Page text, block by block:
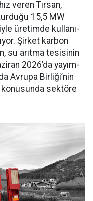
veren Tırsan,
15,5 MW
üretimde kullanı­
Şirket karbon
su arıtma tesisinin
2026’da yayım­
Avrupa Birliği’nin
sektöre